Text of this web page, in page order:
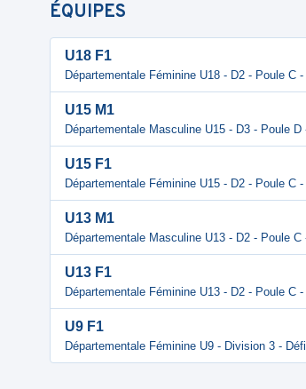
ÉQUIPES
U18 F1
Départementale Féminine U18 - D2 - Poule C
U15 M1
Départementale Masculine U15 - D3 - Poule
U15 F1
Départementale Féminine U15 - D2 - Poule C
U13 M1
Départementale Masculine U13 - D2 - Poule
U13 F1
Départementale Féminine U13 - D2 - Poule C
U9 F1
Départementale Féminine U9 - Division 3 -